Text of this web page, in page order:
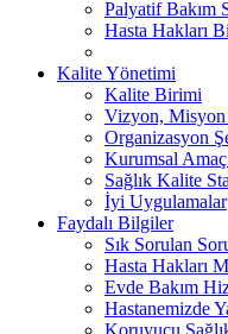
Palyatif Bakım
Hasta Hakları
Kalite Yönetimi
Kalite Birimi
Vizyon,
Organizasyon
Kurumsal
Sağlık Kalite
İyi Uygulamalar
Faydalı Bilgiler
Sık Sorulan
Hasta Hakları
Evde Bakım
Hastanemizde
Koruyucu